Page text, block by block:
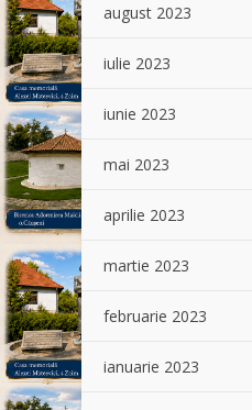
august 2023
iulie 2023
iunie 2023
mai 2023
aprilie 2023
martie 2023
februarie 2023
ianuarie 2023